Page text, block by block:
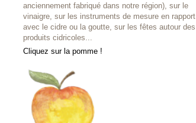
anciennement fabriqué dans notre région), sur le
vinaigre, sur les instruments de mesure en rapport
avec le cidre ou la goutte, sur les fêtes autour des
produits cidricoles...
Cliquez sur la pomme !